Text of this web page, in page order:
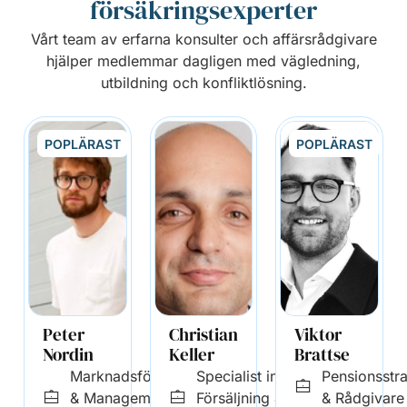
försäkringsexperter
Vårt team av erfarna konsulter och affärsrådgivare
hjälper medlemmar dagligen med vägledning,
utbildning och konfliktlösning.
POPLÄRAST
Peter
Nordin
Marknadsförare
& Management
Christian
Keller
Specialist inom
Försäljning &
POPLÄRAST
Viktor
Brattse
& Rådgivare